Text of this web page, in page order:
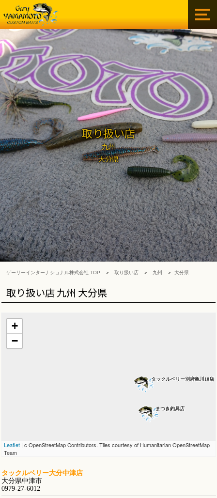
ゲ
ー
リ
ー
イ
ン
タ
ー
ナ
シ
ョ
ナ
ル
株
式
会
社
取り扱い店
九州
大分県
ゲーリーインターナショナル株式会社 TOP 取り扱い店 九州 大分県
取り扱い店 九州 大分県
タックルベリー別府亀川10店
まつき釣具店
+
−
Leaflet | c OpenStreetMap Contributors. Tiles courtesy of Humanitarian OpenStreetMap
Team
タックルベリー大分中津店
大分県中津市
0979-27-6012